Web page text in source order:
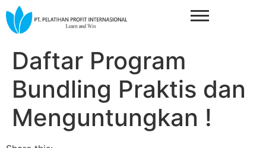
Daftar Program
Bundling Praktis dan
Menguntungkan !